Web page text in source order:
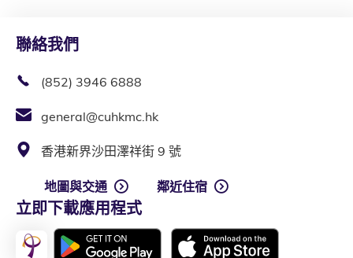
聯絡我們
(852) 3946 6888
general@cuhkmc.hk
香港新界沙田澤祥街 9 號
地圖與交通 鄰近住宿
立即下載應用程式